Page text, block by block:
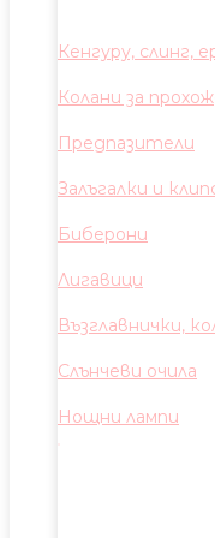
Кенгуру, слинг,
Колани за
Предпазители
Залъгалки и
Биберони
Лигавици
Възглавнички,
Слънчеви очила
Нощни лампи